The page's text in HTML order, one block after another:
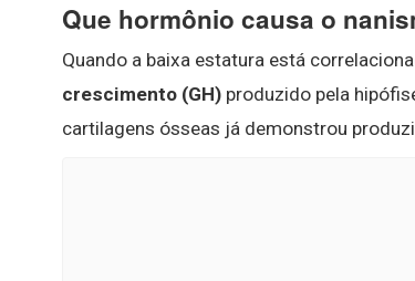
Que hormônio causa o
Quando a baixa estatura está
crescimento (GH) produzido pela
cartilagens ósseas já demonstrou